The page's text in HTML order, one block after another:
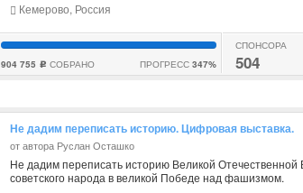
Кемерово, Россия
904 755 c СОБРАНО ПРОГРЕСС 347%
СПОНСОРА
504
Не дадим переписать историю. Цифровая выставка.
от автора Руслан Осташко
Не дадим переписать историю Великой
советского народа в великой Победе над фашизмом.